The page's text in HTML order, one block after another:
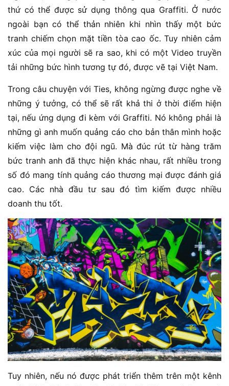
thứ có thể được sử dụng thông qua Graffiti. Ở nước
ngoài bạn có thể thản nhiên khi nhìn thấy một bức
tranh chiếm chọn mặt tiền tòa cao ốc. Tuy nhiên cảm
xúc của mọi người sẽ ra sao, khi có một Video truyền
tải những bức hình tương tự đó, được vẽ tại Việt Nam.
Trong câu chuyện với Ties, không ngừng được nghe về
những ý tưởng, có thể sẽ rất khả thi ở thời điểm hiện
tại, nếu ứng dụng đi kèm với Graffiti. Nó không phải là
những gì anh muốn quảng cáo cho bản thân mình hoặc
kiếm việc làm cho đội ngũ. Mà đúc rút từ hàng trăm
bức tranh anh đã thực hiện khác nhau, rất nhiều trong
số đó mang tính quảng cáo thương mại được đánh giá
cao. Các nhà đầu tư sau đó tìm kiếm được nhiều
doanh thu tốt.
Tuy nhiên, nếu nó được phát triển thêm trên một kênh